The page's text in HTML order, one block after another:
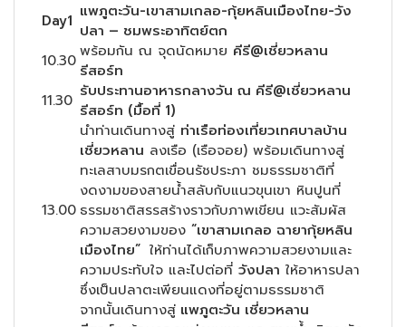
Day1 แพภูตะวัน-เขาสามเกลอ-กุ้ยหลินเมืองไทย-วัง
ปลา – ชมพระอาทิตย์ตก
10.30พร้อมกัน ณ จุดนัดหมาย คีรี@เชี่ยวหลาน
รีสอร์ท
11.30 รับประทานอาหารกลางวัน ณ คีรี@เชี่ยวหลาน
รีสอร์ท (มื้อที่ 1)
13.00
นำท่านเดินทางสู่ ท่าเรือท่องเที่ยวเทศบาลบ้าน
เชี่ยวหลาน ลงเรือ (เรือจอย) พร้อมเดินทางสู่
ทะเลสาบมรกตเขื่อนรัชประภา ชมธรรมชาติที่
งดงามของสายน้ำสลับกับแนวขุนเขา หินปูนที่
ธรรมชาติสรรสร้างราวกับภาพเขียน แวะสัมผัส
ความสวยงามของ “เขาสามเกลอ ฉายากุ้ยหลิน
เมืองไทย” ให้ท่านได้เก็บภาพความสวยงามและ
ความประทับใจ และไปต่อที่ วังปลา ให้อาหารปลา
ซึ่งเป็นปลาตะเพียนแดงที่อยู่ตามธรรมชาติ
จากนั้นเดินทางสู่ แพภูตะวัน เชี่ยวหลาน